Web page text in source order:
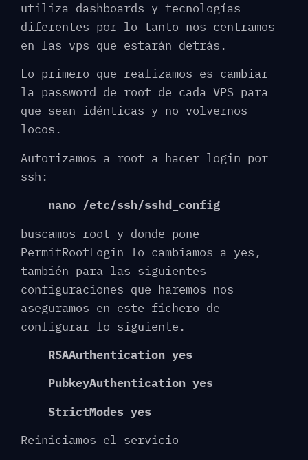
utiliza dashboards y tecnologías
diferentes por lo tanto nos centramos
en las vps que estarán detrás.
Lo primero que realizamos es cambiar
la password de root de cada VPS para
que sean idénticas y no volvernos
locos.
Autorizamos a root a hacer login por
ssh:
nano /etc/ssh/sshd_config
buscamos root y donde pone
PermitRootLogin lo cambiamos a yes,
también para las siguientes
configuraciones que haremos nos
aseguramos en este fichero de
configurar lo siguiente.
RSAAuthentication yes
PubkeyAuthentication yes
StrictModes yes
Reiniciamos el servicio